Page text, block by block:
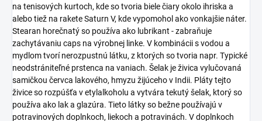
na tenisových kurtoch, kde so tvoria biele čiary okolo ihriska a
alebo tiež na rakete Saturn V, kde vypomohol ako vonkajšie náter.
Stearan horečnatý so používa ako lubrikant - zabraňuje
zachytávaniu caps na výrobnej linke. V kombinácii s vodou a
mydlom tvorí nerozpustnú látku, z ktorých so tvoria napr. Typické
neodstrániteľné prstenca na vaniach. Šelak je živica vylučovaná
samičkou červca lakového, hmyzu žijúceho v Indii. Pláty tejto
živice so rozpúšťa v etylalkoholu a vytvára tekutý šelak, ktorý so
používa ako lak a glazúra. Tieto látky so bežne používajú v
potravinových doplnkoch, liekoch a potravinách. V doplnkoch